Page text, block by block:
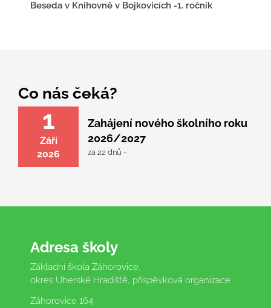
Beseda v Knihovně v Bojkovicích -1. ročník
Co nás čeká?
1
Září
2026
Zahájení nového školního roku
2026/2027
za 22 dnů -
Adresa školy
Základní škola Záhorovice,
okres Uherské Hradiště, příspěvková organizace
Záhorovice 164